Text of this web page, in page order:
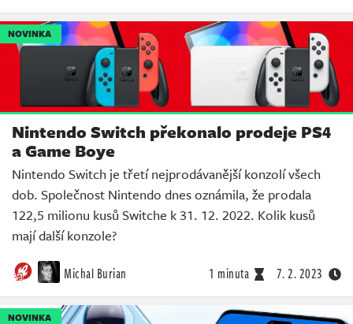
NOVINKA
Nintendo Switch překonalo prodeje PS4
a Game Boye
Nintendo Switch je třetí nejprodávanější konzolí všech
dob. Společnost Nintendo dnes oznámila, že prodala
122,5 milionu kusů Switche k 31. 12. 2022. Kolik kusů
mají další konzole?
Michal Burian 1 minuta 7. 2. 2023
NOVINKA